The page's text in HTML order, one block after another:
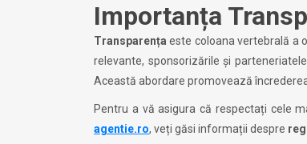
Importanța
Transparența este coloana vertebrală a
relevante, sponsorizările și
Această abordare promovează
Pentru a vă asigura că respectați cele
agentie.ro, veți găsi informații despre